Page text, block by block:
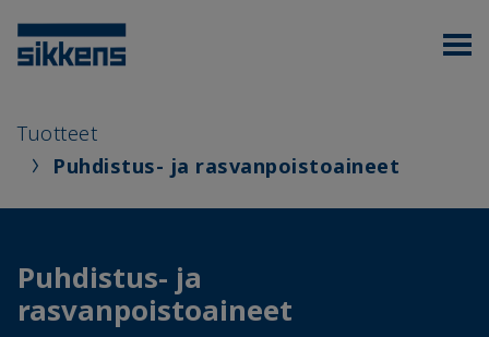
Tuotteet
Puhdistus- ja rasvanpoistoaineet
Puhdistus- ja
rasvanpoistoaineet